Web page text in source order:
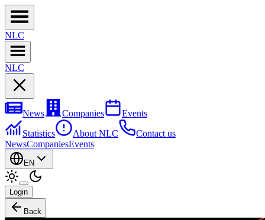
NLC
NLC
News Companies
Events
Statistics
About NLC
Contact us
NewsCompaniesEvents
EN
Login
Back